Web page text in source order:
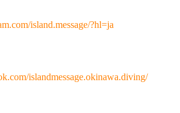
island.message/?hl=ja
islandmessage.okinawa.diving/